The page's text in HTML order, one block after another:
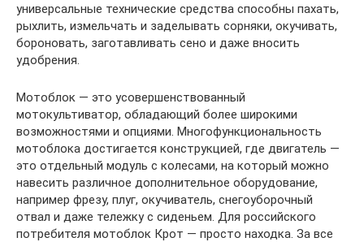
универсальные технические средства способны пахать,
рыхлить, измельчать и заделывать сорняки, окучивать,
бороновать, заготавливать сено и даже вносить
удобрения.
Мотоблок — это усовершенствованный
мотокультиватор, обладающий более широкими
возможностями и опциями. Многофункциональность
мотоблока достигается конструкцией, где двигатель —
это отдельный модуль с колесами, на который можно
навесить различное дополнительное оборудование,
например фрезу, плуг, окучиватель, снегоуборочный
отвал и даже тележку с сиденьем. Для российского
потребителя мотоблок Крот — просто находка. За все